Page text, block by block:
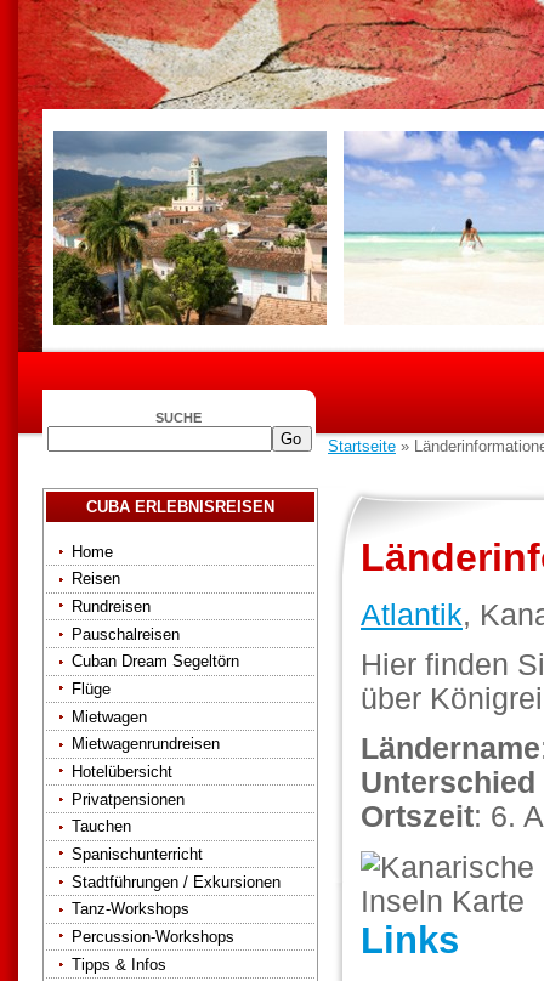
SUCHE
Startseite »
CUBA ERLEBNISREISEN
Home
Reisen
Rundreisen
Pauschalreisen
Cuban Dream Segeltörn
Flüge
Mietwagen
Mietwagenrundreisen
Hotelübersicht
Privatpensionen
Tauchen
Spanischunterricht
Stadtführungen / Exkursionen
Tanz-Workshops
Percussion-Workshops
Tipps & Infos
Atlantik,
Hier finden
über
Ländername
Unterschied
Ortszeit: 6.
Links